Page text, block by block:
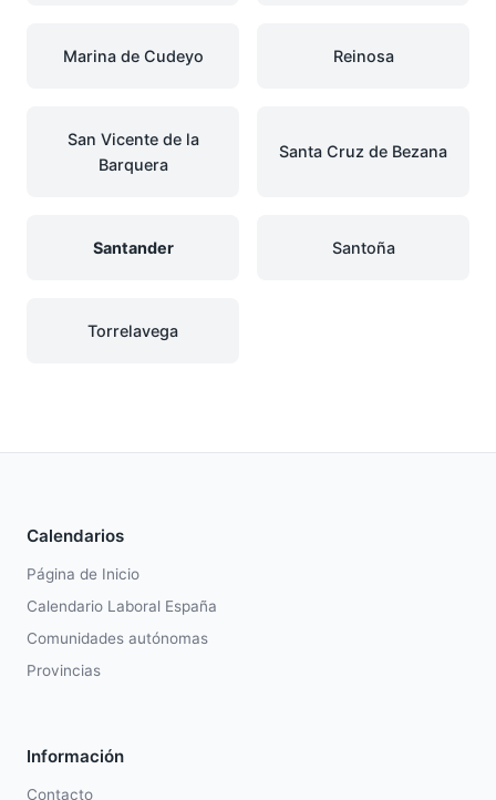
Marina de Cudeyo Reinosa
San Vicente de la
Barquera
Santa Cruz de Bezana
Santander Santoña
Torrelavega
Calendarios
Página de Inicio
Calendario Laboral España
Comunidades autónomas
Provincias
Información
Contacto